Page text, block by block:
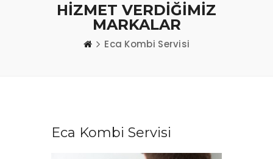
HIZMET VERDIĞIMIZ
MARKALAR
Eca Kombi Servisi
Eca Kombi Servisi